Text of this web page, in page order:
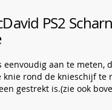
PS2
eenvoudig aan te meten,
knie rond de knieschijf te
gestrekt is.(zie ook